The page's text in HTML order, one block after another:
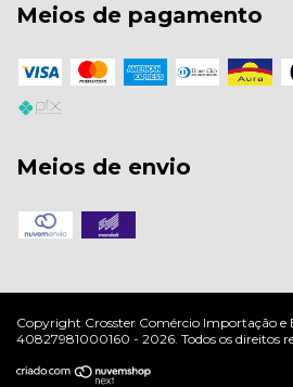
Meios de pagamento
Meios de envio
Copyright Crosster Comércio Importação e
40827981000160 - 2026. Todos os direitos